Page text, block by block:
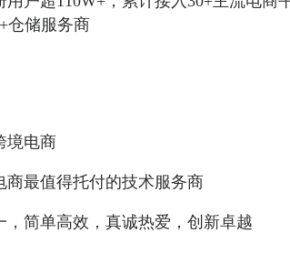
仓储服务商
境电商
商最值得托付的技术服务商
，简单高效，真诚热爱，创新卓越